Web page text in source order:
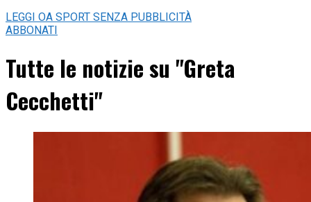
LEGGI OA SPORT SENZA PUBBLICITÀ
ABBONATI
Tutte le notizie su "Greta
Cecchetti"